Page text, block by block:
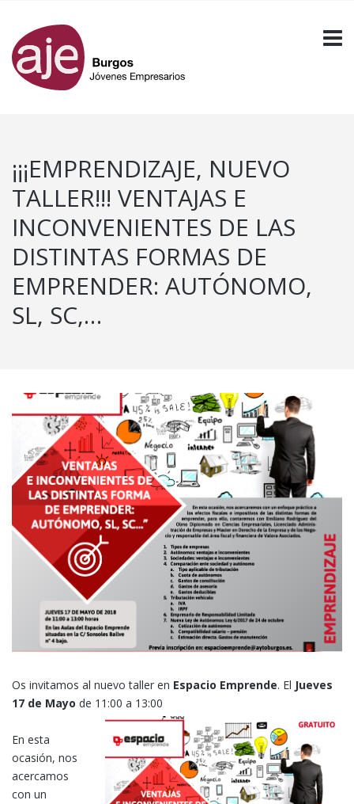
¡¡¡EMPRENDIZAJE, NUEVO
TALLER!!! VENTAJAS E
INCONVENIENTES DE LAS
DISTINTAS FORMAS DE
EMPRENDER: AUTÓNOMO,
SL, SC,…
Os invitamos al nuevo taller en Espacio Emprende. El Jueves
17 de Mayo de 11:00 a 13:00
En esta
ocasión, nos
acercamos
con un